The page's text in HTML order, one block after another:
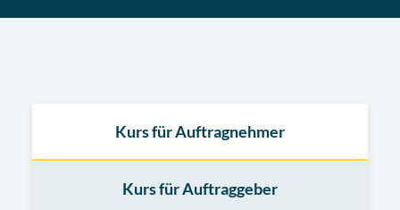
Kurs für Auftragnehmer
Kurs für Auftraggeber